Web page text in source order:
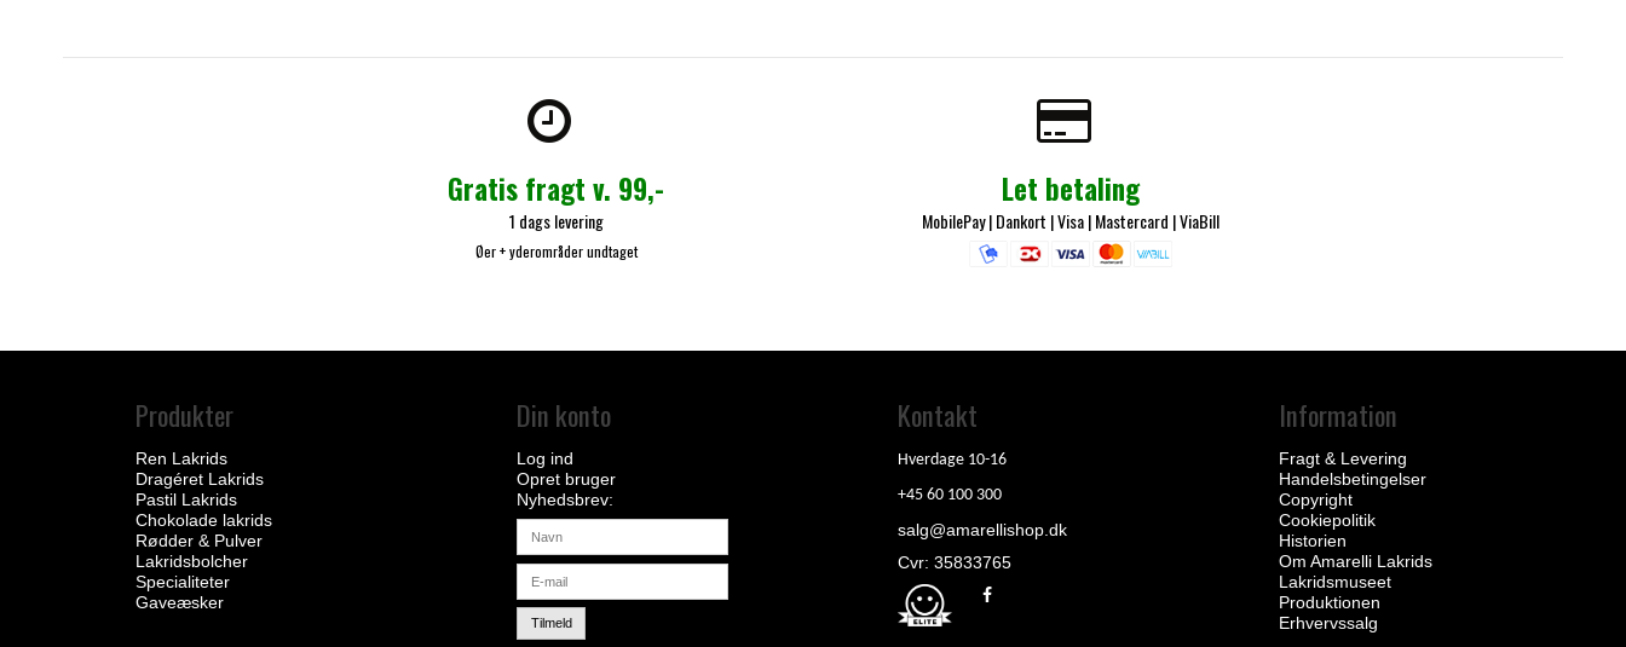
Gratis fragt v. 99,-
1 dags levering
Øer + yderområder undtaget
Let betaling
MobilePay| Dankort |Visa |Mastercard |ViaBill
Produkter
Ren Lakrids
Dragéret Lakrids
Pastil Lakrids
Chokolade lakrids
Rødder & Pulver
Lakridsbolcher
Specialiteter
Gaveæsker
Din konto
Log ind
Opret bruger
Nyhedsbrev
Tilmeld
Kontakt
Hverdage 10-16
+45 60 100 300
salg@amarellishop.dk
Cvr: 35833765
Information
Fragt & Levering
Handelsbetingelser
Copyright
Cookiepolitik
Historien
Om Amarelli Lakrids
Lakridsmuseet
Produktionen
Erhvervssalg